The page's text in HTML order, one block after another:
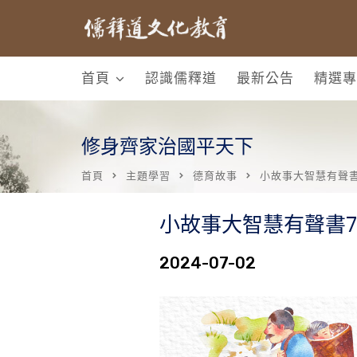
首頁 認識儒釋道 最新公告 精選
修身齊家治國平天下
首頁 主題學習 德育故事 小故事大智慧有聲
小故事大智慧有聲
2024-07-02